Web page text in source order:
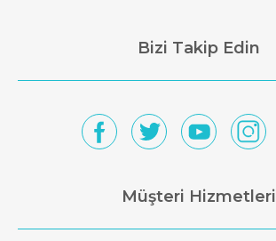
Bizi Takip Edin
Müşteri Hizmetleri